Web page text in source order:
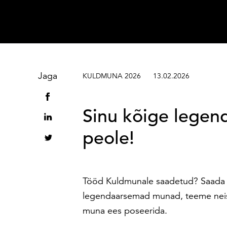
KULDMUNA 2026 13.02.2026
Sinu kõige
peole!
Tööd Kuldmunale saadetud?
legendaarsemad munad, teeme
muna ees poseerida.
Jaga